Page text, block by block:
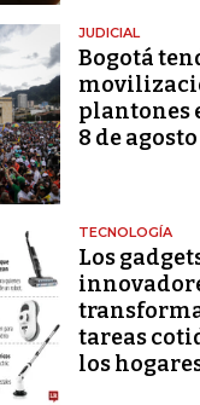
JUDICIAL
Bogotá
plantones
8 de agosto
TECNOLOGÍA
Los
tareas
los